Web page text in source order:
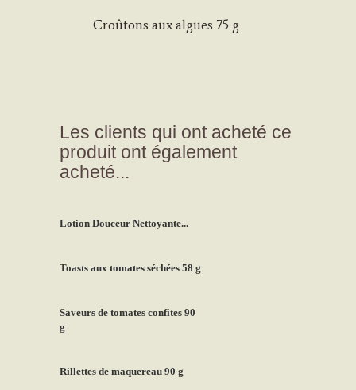
Croûtons aux algues 75 g
Les clients qui ont acheté ce
produit ont également
acheté...
Lotion Douceur Nettoyante...
Toasts aux tomates séchées 58 g
Saveurs de tomates confites 90
g
Rillettes de maquereau 90 g